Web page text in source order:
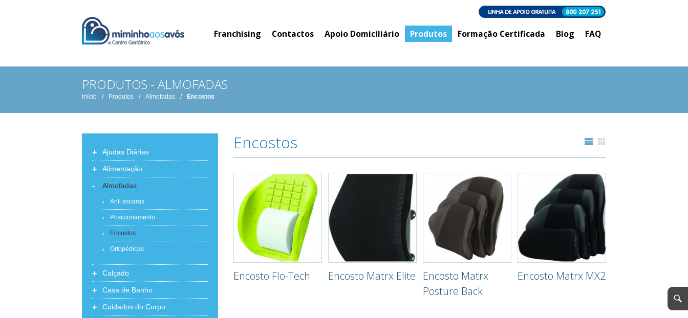
Franchising Contactos Apoio Domiciliário Produtos Formação Certificada Blog FAQ
PRODUTOS - ALMOFADAS
Início / Produtos / Almofadas / Encostos
+ Ajudas Diárias
+ Alimentação
- Almofadas
Anti escaras
Posicionamento
Encostos
Ortopédicas
+ Calçado
+ Casa de Banho
+ Cuidados do Corpo
Encostos
Encosto Flo-Tech Encosto Matrx Elite Encosto Matrx
Posture Back
Encosto Matrx MX2